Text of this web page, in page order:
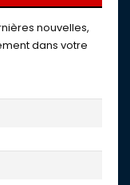
nouvelles,
dans votre